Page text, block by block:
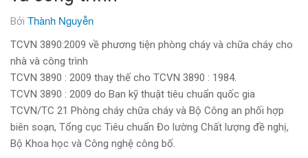
Bởi Thành Nguyễn
TCVN 3890:2009 về phương tiện phòng cháy và chữa cháy cho
nhà và công trình
TCVN 3890 : 2009 thay thế cho TCVN 3890 : 1984.
TCVN 3890 : 2009 do Ban kỹ thuật tiêu chuẩn quốc gia
TCVN/TC 21 Phòng cháy chữa cháy và Bộ Công an phối hợp
biên soạn, Tổng cục Tiêu chuẩn Đo lường Chất lượng đề nghị,
Bộ Khoa học và Công nghệ công bố.